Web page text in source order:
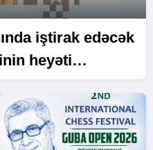
iştirak edəcək
heyəti